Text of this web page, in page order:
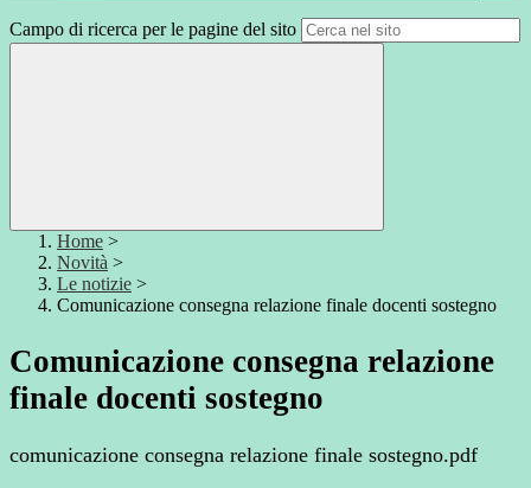
Campo di ricerca per le pagine del sito
Home >
Novità >
Le notizie >
Comunicazione consegna relazione finale docenti sostegno
Comunicazione consegna relazione
finale docenti sostegno
comunicazione consegna relazione finale sostegno.pdf